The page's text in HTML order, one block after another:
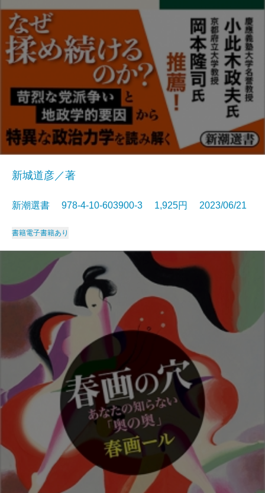
新城道彦／著
新潮選書 978-4-10-603900-3 1,925円 2023/06/21
書籍電子書籍あり